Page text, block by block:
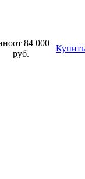
от 84 000
руб.
Купить